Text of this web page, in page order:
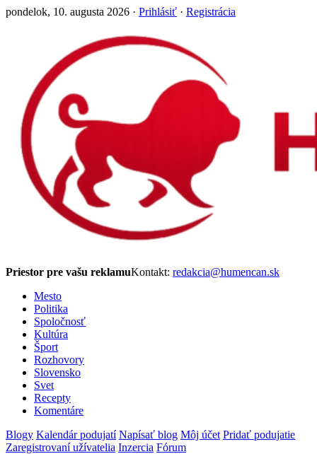
pondelok, 10. augusta 2026 · Prihlásiť · Registrácia
Priestor pre vašu reklamuKontakt: redakcia@humencan.sk
Mesto
Politika
Spoločnosť
Kultúra
Šport
Rozhovory
Slovensko
Svet
Recepty
Komentáre
Blogy Kalendár podujatí Napísať blog Môj účet Pridať podujatie
Zaregistrovaní užívatelia Inzercia Fórum